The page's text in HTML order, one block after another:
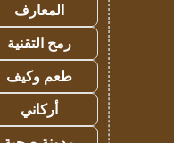
المعارف
رمح التقنية
طعم وكيف
أركاني